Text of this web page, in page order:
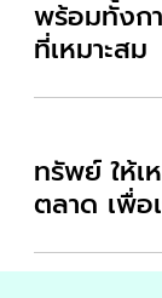
พร้อมทั้งก
ที่เหมาะสม
เข้าใจหลักก
ออกแบบตา
ทรัพย์ ให้เ
ตลาด เพื่อ
การกำไรได้